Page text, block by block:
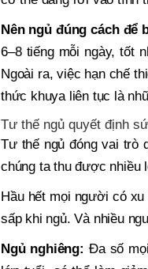
Nên ngủ đúng cách để
6–8 tiếng mỗi ngày, tốt
Ngoài ra, việc hạn chế
thức khuya liên tục là
Tư thế ngủ quyết định
Tư thế ngủ đóng vai trò
chúng ta thu được nhiều
Hầu hết mọi người có
sấp khi ngủ. Và nhiều
Ngủ nghiêng: Đa số